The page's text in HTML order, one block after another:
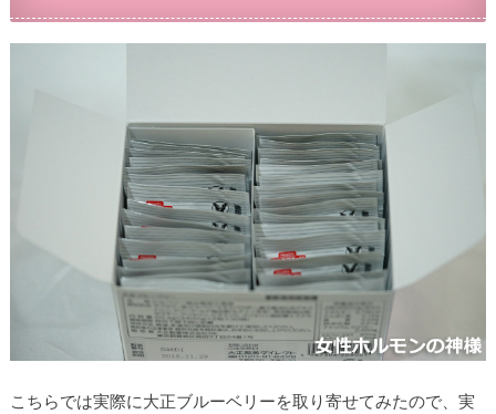
こちらでは実際に大正ブルーベリーを取り寄せてみたので、実